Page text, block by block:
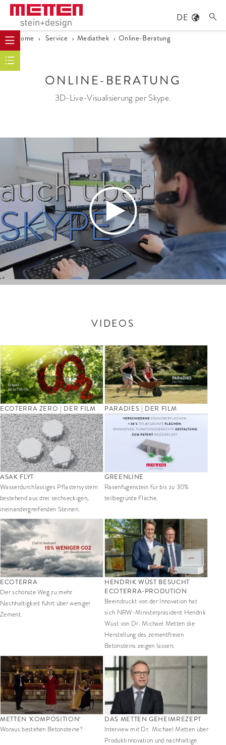
DE 
Home › Service › Mediathek › Online-Beratung
ONLINE-BERATUNG
3D-Live-Visualisierung per Skype.
VIDEOS
ECOTERRA ZERO | DER FILM PARADIES | DER FILM
ASAK FLYT
Wasserdurchlässiges Pflastersystem
bestehend aus drei sechseckigen,
ineinandergreifenden Steinen.
GREENLINE
Rasenfugenstein für bis zu 30%
teilbegrünte Fläche.
ECOTERRA
Der schönste Weg zu mehr
Nachhaltigkeit führt über weniger
Zement.
HENDRIK WÜST BESUCHT
ECOTERRA-PRODUTION
Beeindruckt von der Innovation hat
sich NRW-Ministerpräsident Hendrik
Wüst von Dr. Michael Metten die
Herstellung des zementfreien
Betonsteins zeigen lassen.
METTEN 'KOMPOSITION‘
Woraus bestehen Betonsteine?
DAS METTEN GEHEIMREZEPT
Interview mit Dr. Michael Metten über
Produktinnovation und nachhaltige